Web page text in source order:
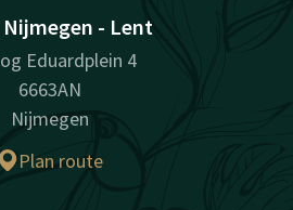
- Lent
Eduardplein 4
6663AN
Nijmegen
Plan route